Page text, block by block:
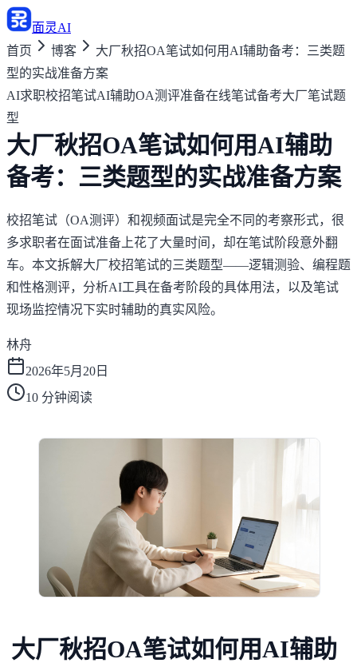
面灵AI
首页
博客
大厂秋招OA笔试如何用AI辅助备考：三类题
型的实战准备方案
AI求职校招笔试AI辅助OA测评准备在线笔试备考大厂笔试题
型
大厂秋招OA笔试如何用AI辅助
备考：三类题型的实战准备方案
校招笔试（OA测评）和视频面试是完全不同的考察形式，很
多求职者在面试准备上花了大量时间，却在笔试阶段意外翻
车。本文拆解大厂校招笔试的三类题型——逻辑测验、编程题
和性格测评，分析AI工具在备考阶段的具体用法，以及笔试
现场监控情况下实时辅助的真实风险。
林舟
2026年5月20日
10 分钟阅读
大厂秋招OA笔试如何用AI辅助